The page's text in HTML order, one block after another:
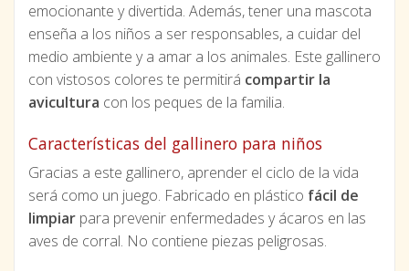
emocionante y divertida. Además, tener una mascota
enseña a los niños a ser responsables, a cuidar del
medio ambiente y a amar a los animales. Este gallinero
con vistosos colores te permitirá compartir la
avicultura con los peques de la familia.
Características del gallinero para niños
Gracias a este gallinero, aprender el ciclo de la vida
será como un juego. Fabricado en plástico fácil de
limpiar para prevenir enfermedades y ácaros en las
aves de corral. No contiene piezas peligrosas.